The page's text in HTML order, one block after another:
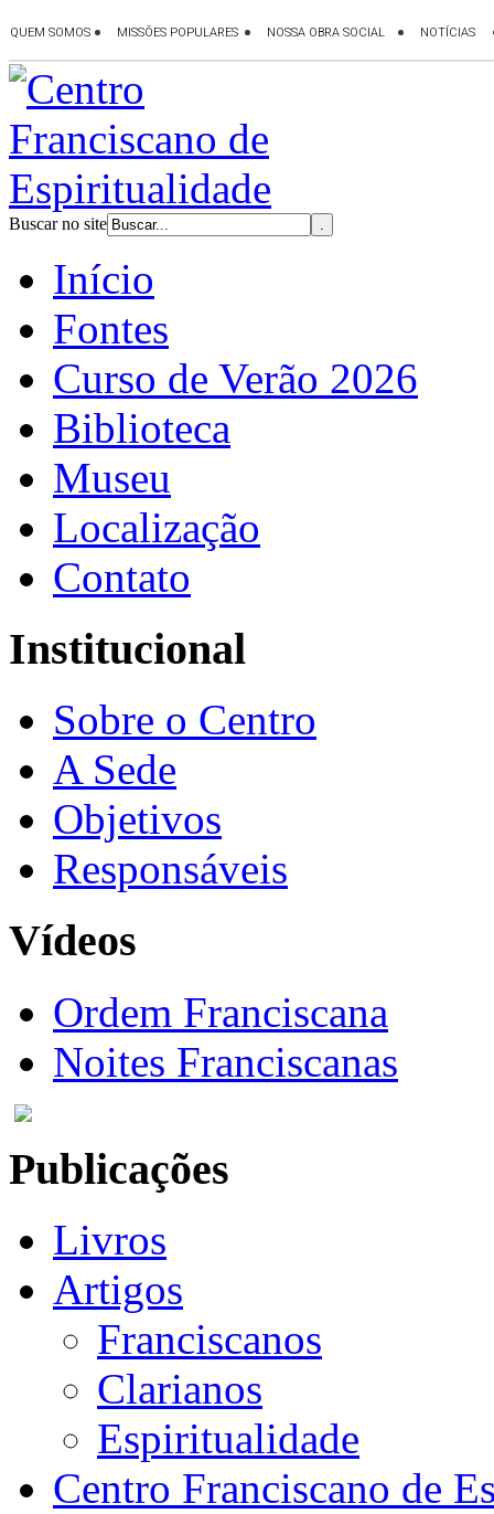
Buscar no site
Início
Fontes
Curso de Verão 2026
Biblioteca
Museu
Localização
Contato
Institucional
Sobre o Centro
A Sede
Objetivos
Responsáveis
Vídeos
Ordem Franciscana
Noites Franciscanas
Publicações
Livros
Artigos
Franciscanos
Clarianos
Espiritualidade
Centro Franciscano de